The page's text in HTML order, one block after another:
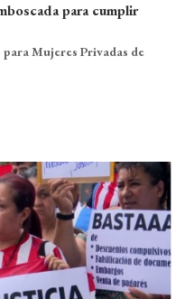
para cumplir
Mujeres Privadas de